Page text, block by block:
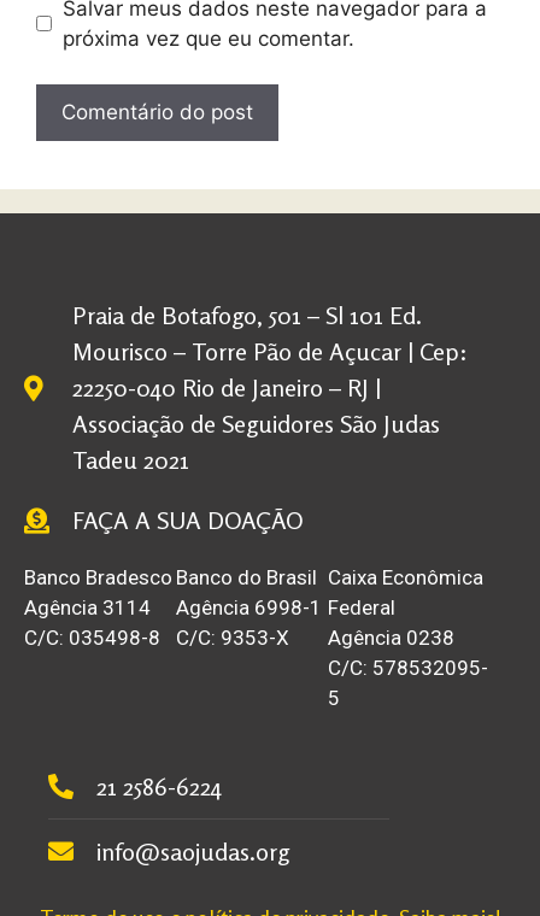
Salvar meus dados neste navegador para a
próxima vez que eu comentar.
Praia de Botafogo, 501 – Sl 101 Ed.
Mourisco – Torre Pão de Açucar | Cep:
22250-040 Rio de Janeiro – RJ |
Associação de Seguidores São Judas
Tadeu 2021
FAÇA A SUA DOAÇÃO
Banco Bradesco
Agência 3114
C/C: 035498-8
Banco do Brasil
Agência 6998-1
C/C: 9353-X
Caixa Econômica
Federal
Agência 0238
C/C: 578532095-
5
21 2586-6224
info@saojudas.org